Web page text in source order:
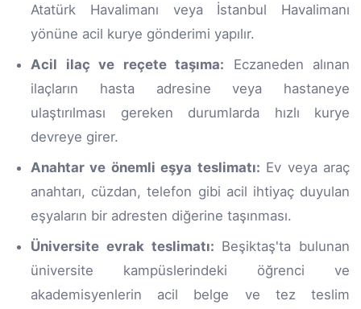
Atatürk Havalimanı veya İstanbul Havalimanı
yönüne acil kurye gönderimi yapılır.
Acil ilaç ve reçete taşıma: Eczaneden alınan
ilaçların hasta adresine veya hastaneye
ulaştırılması gereken durumlarda hızlı kurye
devreye girer.
Anahtar ve önemli eşya teslimatı: Ev veya araç
anahtarı, cüzdan, telefon gibi acil ihtiyaç duyulan
eşyaların bir adresten diğerine taşınması.
Üniversite evrak teslimatı: Beşiktaş'ta bulunan
üniversite kampüslerindeki öğrenci ve
akademisyenlerin acil belge ve tez teslim